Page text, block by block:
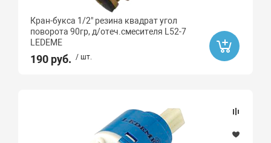
Кран-букса 1/2" резина квадрат угол
поворота 90гр, д/отеч.смесителя L52-7
LEDEME
190 руб. / шт.